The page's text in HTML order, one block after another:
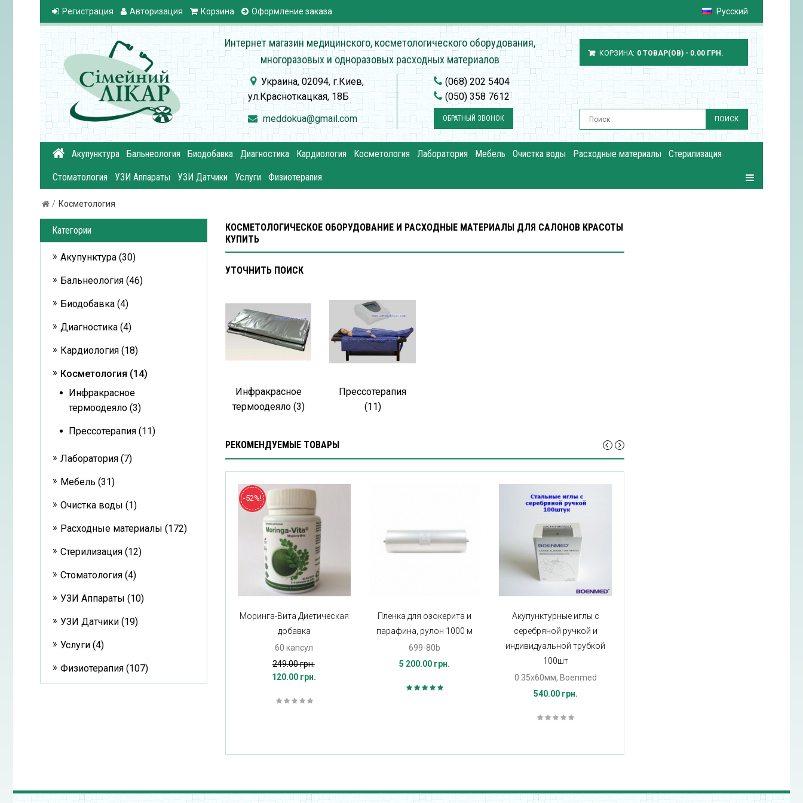
Регистрация Авторизация Корзина Оформление заказа Русский
Интернет магазин медицинского, косметологического оборудования,
многоразовых и одноразовых расходных материалов
Украина, 02094, г.Киев,
ул.Красноткацкая, 18Б
meddokua@gmail.com
(068) 202 5404
(050) 358 7612
ОБРАТНЫЙ ЗВОНОК
КОРЗИНА: 0 ТОВАР(ОВ) - 0.00 ГРН.
ПОИСК
Акупунктура Бальнеология Биодобавка Диагностика Кардиология Косметология Лаборатория Мебель Очистка воды Расходные материалы Стерилизация
Стоматология УЗИ Аппараты УЗИ Датчики Услуги Физиотерапия
Косметология
Категории
Акупунктура (30)
Бальнеология (46)
Биодобавка (4)
Диагностика (4)
Кардиология (18)
Косметология (14)
Инфракрасное
термоодеяло (3)
Прессотерапия (11)
Лаборатория (7)
Мебель (31)
Очистка воды (1)
Расходные материалы (172)
Стерилизация (12)
Стоматология (4)
УЗИ Аппараты (10)
УЗИ Датчики (19)
Услуги (4)
Физиотерапия (107)
КОСМЕТОЛОГИЧЕСКОЕ ОБОРУДОВАНИЕ И РАСХОДНЫЕ МАТЕРИАЛЫ ДЛЯ САЛОНОВ КРАСОТЫ
КУПИТЬ
УТОЧНИТЬ ПОИСК
Инфракрасное
термоодеяло (3)
Прессотерапия
(11)
РЕКОМЕНДУЕМЫЕ ТОВАРЫ
-52%!
Моринга-Вита Диетическая
добавка
60 капсул
249.00 грн.
120.00 грн.
Пленка для озокерита и
парафина, рулон 1000 м
699-80b
5 200.00 грн.
Акупунктурные иглы с
серебряной ручкой и
индивидуальной трубкой
100шт
0.35х60мм, Boenmed
540.00 грн.